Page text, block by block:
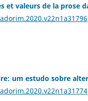
et valeurs de la prose
um estudo sobre